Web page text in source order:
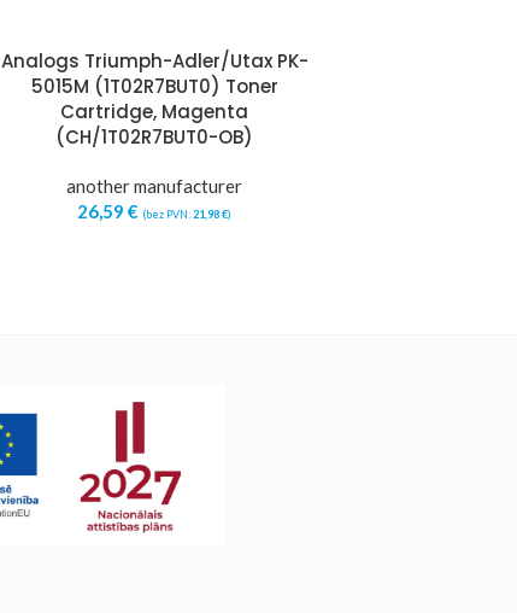
Analogs Triumph-Adler/Utax PK-
5015M (1T02R7BUT0) Toner
Cartridge, Magenta
(CH/1T02R7BUT0-OB)
another manufacturer
26,59 € (bez PVN:21,98€)